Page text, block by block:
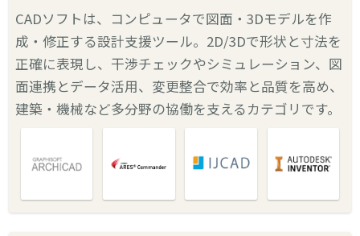
CADソフトは、コンピュータで図面・3Dモデルを作
成・修正する設計支援ツール。2D/3Dで形状と寸法を
正確に表現し、干渉チェックやシミュレーション、図
面連携とデータ活用、変更整合で効率と品質を高め、
建築・機械など多分野の協働を支えるカテゴリです。